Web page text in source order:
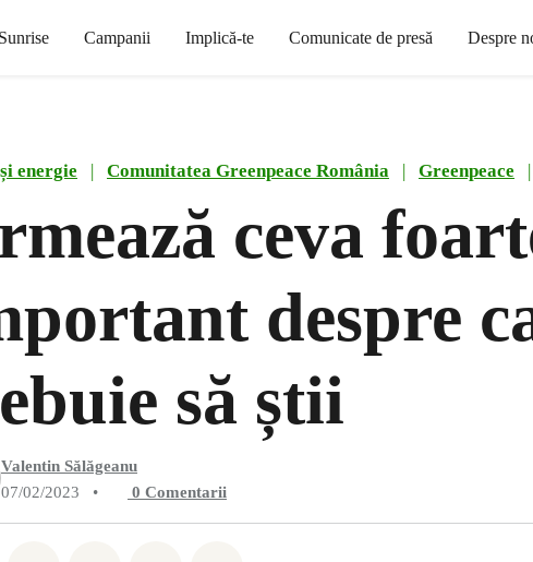
Campanii Implică-te Comunicate de presă Despre
energie | Comunitatea Greenpeace România | Greenpeace |
ceva
despre
să știi
Valentin Sălăgeanu
07/02/2023
• 0 Comentarii